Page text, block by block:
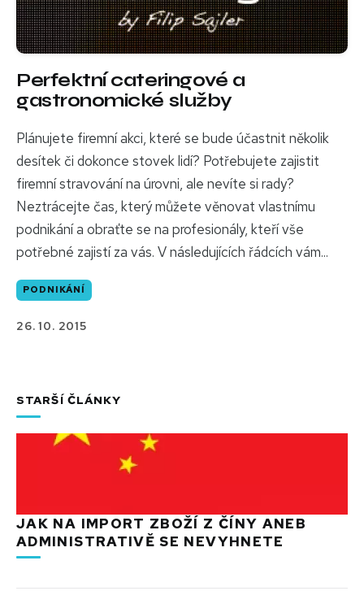
Perfektní cateringové a
gastronomické služby
Plánujete firemní akci, které se bude účastnit několik
desítek či dokonce stovek lidí? Potřebujete zajistit
firemní stravování na úrovni, ale nevíte si rady?
Neztrácejte čas, který můžete věnovat vlastnímu
podnikání a obraťte se na profesionály, kteří vše
potřebné zajistí za vás. V následujících řádcích vám...
PODNIKÁNÍ
26. 10. 2015
STARŠÍ ČLÁNKY
JAK NA IMPORT ZBOŽÍ Z ČÍNY ANEB
ADMINISTRATIVĚ SE NEVYHNETE